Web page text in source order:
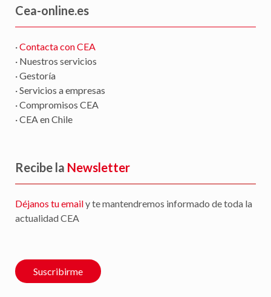
Cea-online.es
·Contacta con CEA
· Nuestros servicios
· Gestoría
· Servicios a empresas
· Compromisos CEA
· CEA en Chile
Recibe la Newsletter
Déjanos tu emaily te mantendremos informado de toda la
actualidad CEA
Suscribirme